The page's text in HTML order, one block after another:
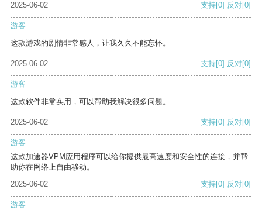
2025-06-02
支持[0] 反对[0]
游客
这款游戏的剧情非常感人，让我久久不能忘怀。
2025-06-02 支持[0] 反对[0]
游客
这款软件非常实用，可以帮助我解决很多问题。
2025-06-02 支持[0] 反对[0]
游客
这款加速器VPM应用程序可以给你提供最高速度和安全性的连接，并帮
助你在网络上自由移动。
2025-06-02
支持[0] 反对[0]
游客